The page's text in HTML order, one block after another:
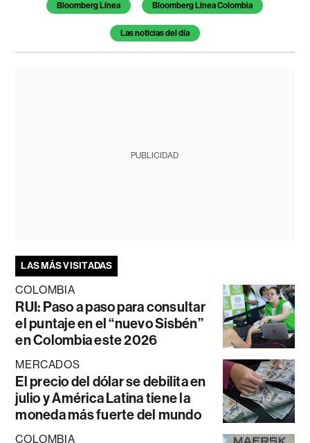
Bloomberg Línea Bloomberg Línea Colombia
Las noticias del día
PUBLICIDAD
LAS MÁS VISITADAS
COLOMBIA
RUI: Paso a paso para consultar
el puntaje en el “nuevo Sisbén”
en Colombia este 2026
MERCADOS
El precio del dólar se debilita en
julio y América Latina tiene la
moneda más fuerte del mundo
COLOMBIA